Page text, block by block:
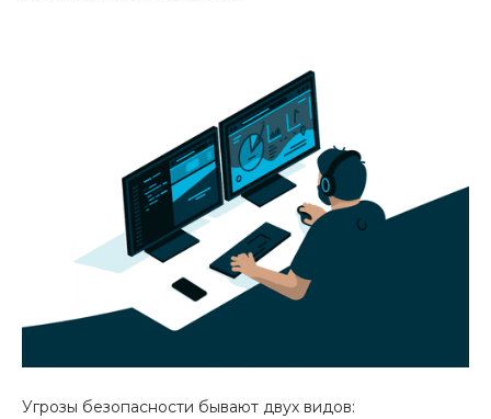
Угрозы безопасности бывают двух видов: